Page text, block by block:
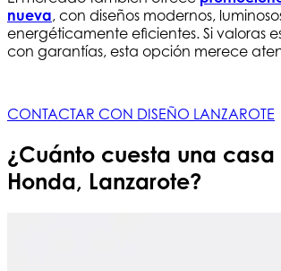
nueva, con diseños modernos,
energéticamente eficientes. Si valoras
con garantías, esta opción merece
CONTACTAR CON DISEÑO LANZAROTE
¿Cuánto cuesta una casa
Honda, Lanzarote?